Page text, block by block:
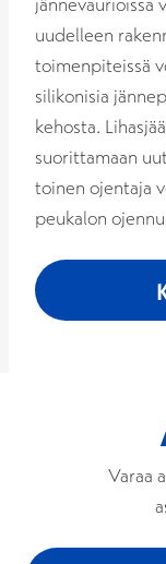
uudelleen
toimenpiteissä
silikonisia
kehosta.
suorittamaan
toinen ojentaja
peukalon
Varaa